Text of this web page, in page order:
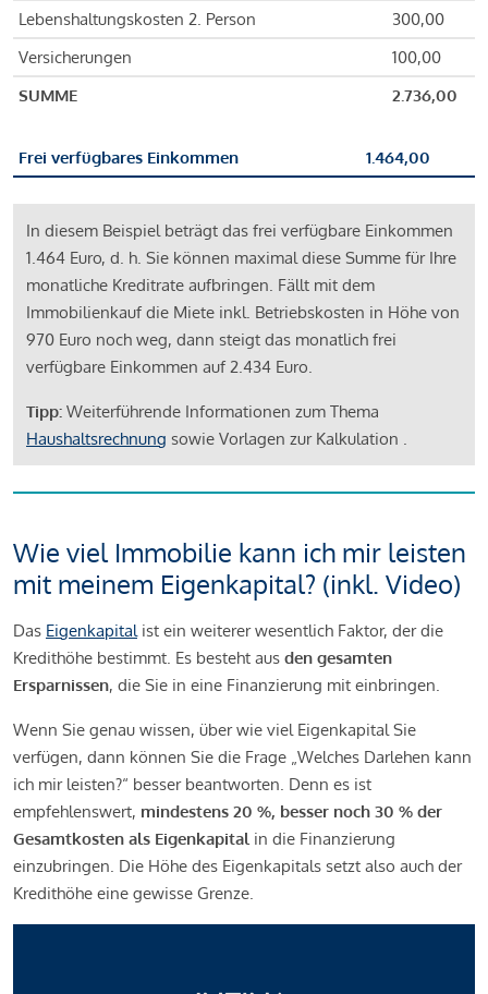
Lebenshaltungskosten 2. Person
300,00
Versicherungen
100,00
SUMME
2.736,00
Frei verfügbares Einkommen 1.464,00
In diesem Beispiel beträgt das frei verfügbare Einkommen
1.464 Euro, d. h. Sie können maximal diese Summe für Ihre
monatliche Kreditrate aufbringen. Fällt mit dem
Immobilienkauf die Miete inkl. Betriebskosten in Höhe von
970 Euro noch weg, dann steigt das monatlich frei
verfügbare Einkommen auf 2.434 Euro.
Tipp: Weiterführende Informationen zum Thema
Haushaltsrechnung sowie Vorlagen zur Kalkulation .
Wie viel Immobilie kann ich mir leisten
mit meinem Eigenkapital? (inkl. Video)
Das Eigenkapitalist ein weiterer wesentlich Faktor, der die
Kredithöhe bestimmt. Es besteht aus den gesamten
Ersparnissen, die Sie in eine Finanzierung mit einbringen.
Wenn Sie genau wissen, über wie viel Eigenkapital Sie
verfügen, dann können Sie die Frage „Welches Darlehen kann
ich mir leisten?“ besser beantworten. Denn es ist
empfehlenswert, mindestens 20 %, besser noch 30 % der
Gesamtkosten als Eigenkapital in die Finanzierung
einzubringen. Die Höhe des Eigenkapitals setzt also auch der
Kredithöhe eine gewisse Grenze.